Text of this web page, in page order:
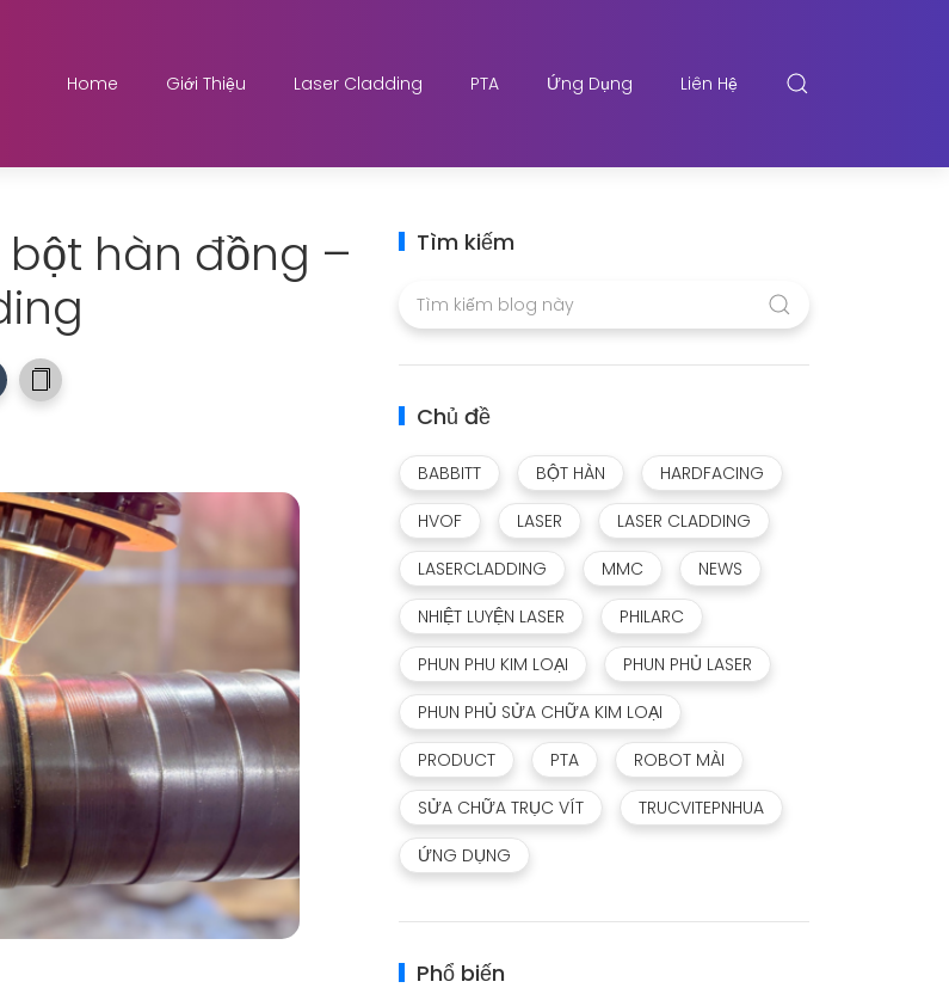
Home Giới Thiệu Laser Cladding PTA Ứng Dụng Liên Hệ
hàn đồng –
Tìm kiếm
Chủ đề
BABBITT BỘT HÀN
HARDFACING
HVOF
LASER
LASER CLADDING
LASERCLADDING
MMC
NEWS
NHIỆT LUYỆN LASER
PHILARC
PHUN PHU KIM LOẠI
PHUN PHỦ LASER
PHUN PHỦ SỬA CHỮA KIM LOẠI
PRODUCT
PTA
ROBOT MÀI
SỬA CHỮA TRỤC VÍT
TRUCVITEPNHUA
ỨNG DỤNG
Phổ biến